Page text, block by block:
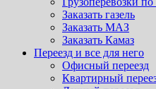
Заказать газель
Заказать МАЗ
Заказать Камаз
Переезд и все для него
Офисный переезд
Квартирный